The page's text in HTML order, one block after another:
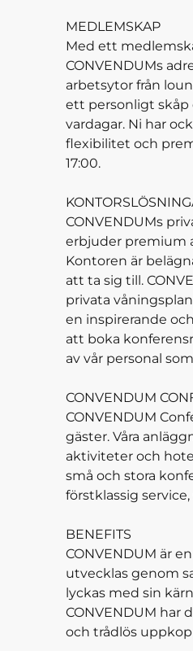
MEDLEMSKAP
Med ett
CONVENDUMs
arbetsytor från
ett personligt skåp
vardagar. Ni har
flexibilitet och
17:00.
CONVENDUMs
erbjuder premium
Kontoren är
att ta sig till.
privata
en inspirerande
att boka
av vår personal
CONVENDUM
CONVENDUM
gäster. Våra
aktiviteter och
små och stora
förstklassig
BENEFITS
CONVENDUM är
utvecklas genom
lyckas med sin
CONVENDUM har
och trådlös